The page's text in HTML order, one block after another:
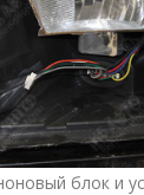
блок и